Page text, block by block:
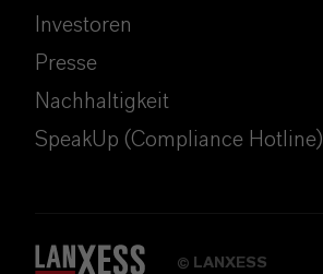
Investoren
Presse
Nachhaltigkeit
SpeakUp (Compliance Hotline)
LANXESS